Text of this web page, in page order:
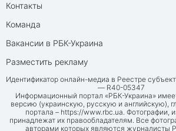
Контакты
Команда
Вакансии в РБК-Украина
Разместить рекламу
Идентификатор онлайн-медиа в Реестре
— R40-05347
Информационный портал «РБК-Украина»
версию (украинскую, русскую и английскую),
портала – https://www.rbc.ua. Фотографии,
принадлежат их правообладателям. Все
авторами которых являются журналисты